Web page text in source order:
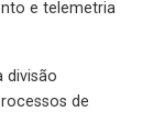
e telemetria
divisão
de